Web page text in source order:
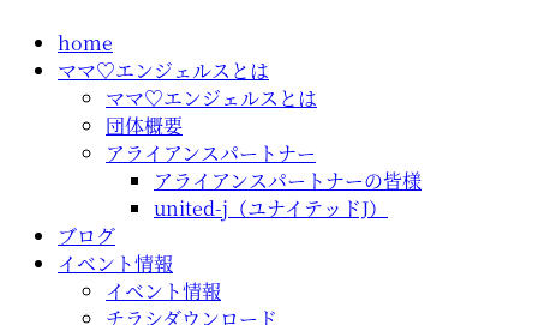
home
ママ♡エンジェルスとは
ママ♡エンジェルスとは
団体概要
アライアンスパートナー
アライアンスパートナーの皆様
united-j（ユナイテッドJ）
ブログ
イベント情報
イベント情報
チラシダウンロード